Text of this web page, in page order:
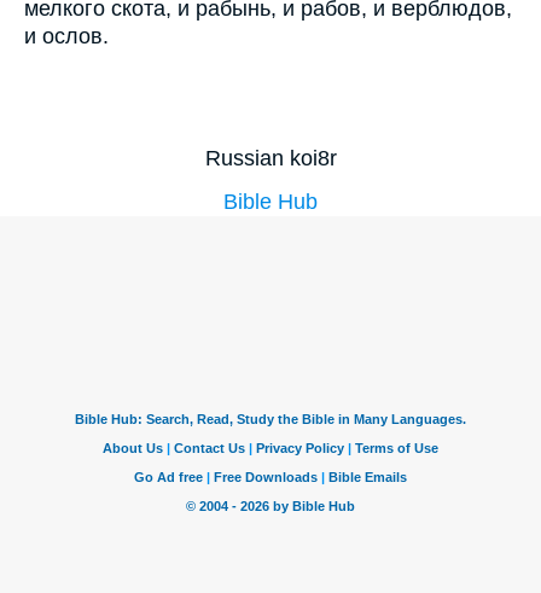
мелкого скота, и рабынь, и рабов, и верблюдов,
и ослов.
Russian koi8r
Bible Hub